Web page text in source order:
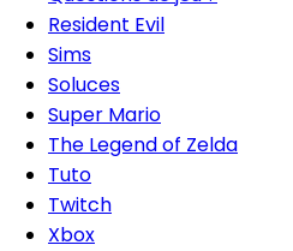
Resident Evil
Sims
Soluces
Super Mario
The Legend of Zelda
Tuto
Twitch
Xbox